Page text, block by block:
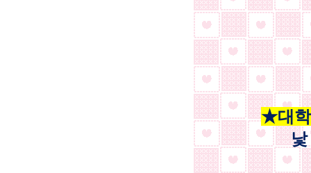
★대학